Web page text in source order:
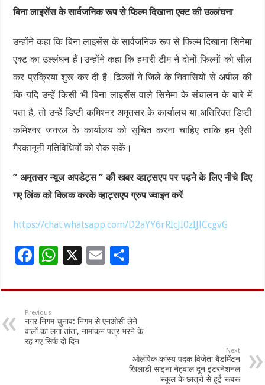
बिना लाइसेंस के सार्वजनिक रूप से फिल्म दिखाना एक्ट की उल्लंघना
उन्होंने कहा कि बिना लाइसेंस के सार्वजनिक रूप से फिल्म दिखाना सिनेमा
एक्ट का उल्लंघन हैं।उन्होंने कहा कि हमारी टीम ने दोनों फिल्मों को सील
कर प्रक्रिया शुरू कर दी है।ढिल्लों ने जिले के निवासियों से अपील की
कि यदि उन्हें किसी भी बिना लाइसेंस वाले सिनेमा के संचालन के बारे में
पता है, तो उन्हें डिप्टी कमिश्नर अमृतसर के कार्यालय या अतिरिक्त डिप्टी
कमिश्नर जनरल के कार्यालय को सूचित करना चाहिए ताकि हम ऐसी
गैरकानूनी गतिविधियों को रोक सकें।
” अमृतसर न्यूज अपडेट्स ” की खबर व्हाट्सएप पर पढ़ने के लिए नीचे दिए
गए लिंक को क्लिक करके व्हाट्सएप ग्रुप ज्वाइन करें
https://chat.whatsapp.com/D2aYY6rRIcJI0zIJlCcgvG
F
e
b
o
o
W
at
p
p
X
E
ai ar
e
Previous
नगर निगम चुनाव: निगम से एनओसी लेने
वालों का लगा तांता, नामांकन पत्र भरने के
रह गए सिर्फ दो दिन
Next
ओलंपिक कांस्य पदक विजेता बैडमिंटन
खिलाड़ी साइना नेहवाल दून इंटरनेशनल
स्कूल के छात्रों से हुई रूबरू